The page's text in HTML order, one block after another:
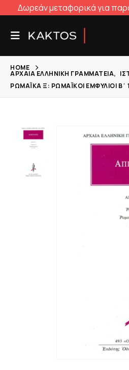
Δωρεάν μεταφορικά για
HOME
ΑΡΧΑΊΑ ΕΛΛΗΝΙΚΉ ΓΡΑΜΜΑΤΕΊΑ,
ΡΩΜΑΪΚΆ Ξ: ΡΩΜΑΪΚΟΊ ΕΜΦΎΛΙΟΙ Β΄